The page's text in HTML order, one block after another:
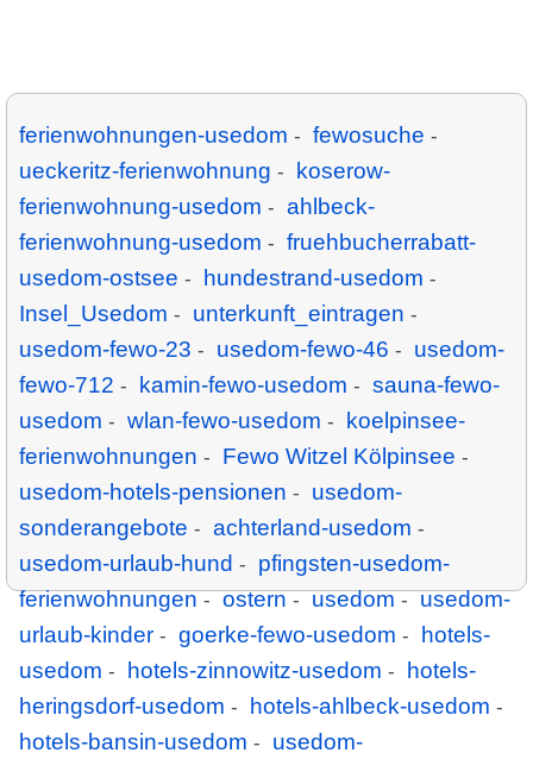
ferienwohnungen-usedom - fewosuche -
ueckeritz-ferienwohnung -
koserow-
ferienwohnung-usedom - ahlbeck-
ferienwohnung-usedom - fruehbucherrabatt-
usedom-ostsee - hundestrand-usedom -
Insel_Usedom - unterkunft_eintragen -
usedom-fewo-23 - usedom-fewo-46 - usedom-
fewo-712 - kamin-fewo-usedom - sauna-fewo-
usedom - wlan-fewo-usedom -
koelpinsee-
ferienwohnungen - Fewo Witzel Kölpinsee -
usedom-hotels-pensionen - usedom-
sonderangebote - achterland-usedom -
usedom-urlaub-hund - pfingsten-usedom-
ferienwohnungen - ostern - usedom - usedom-
urlaub-kinder - goerke-fewo-usedom -
hotels-
usedom - hotels-zinnowitz-usedom -
hotels-
heringsdorf-usedom - hotels-ahlbeck-usedom -
hotels-bansin-usedom - usedom-